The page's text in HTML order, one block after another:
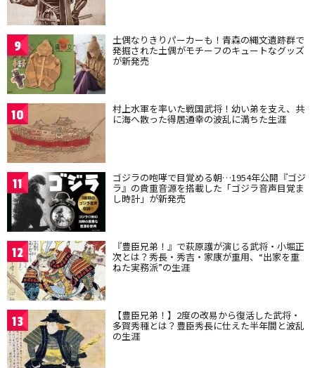
9 土偶なりきりパーカーも！青森の縄文遺跡群で
発掘された土偶がモチーフのキュートなグッズ
が新発売
10 村上水軍を率いた戦国武将！幼い弟を支え、共
に海へ散った得居通幸の波乱に満ちた生涯
11 ゴジラの咆哮で目覚める朝…1954年公開『ゴジ
ラ』の貴重音源を搭載した「ゴジラ音声目覚ま
し時計」が新発売
12 『豊臣兄弟！』で萩原護が演じる武将・小堀正
次とは？秀長・秀吉・家康が重用、“出家を重
ねた実務派”の生涯
13 【豊臣兄弟！】2度の改易から復活した武将・
多賀秀種とは？豊臣秀長に仕えた半年間と波乱
の生涯